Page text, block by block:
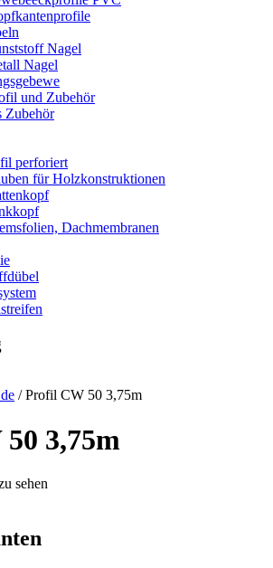
Nagel
Nagel
und Zubehör
Zubehör
perforiert
für Holzkonstruktionen
Dachmembranen
/ Profil CW 50 3,75m
3,75m
sehen